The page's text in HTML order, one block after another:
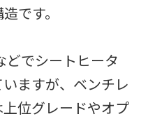
です。
でシートヒータ
ますが、ベンチレ
位グレードやオプ